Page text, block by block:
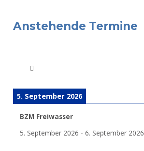
Anstehende Termine
5. September 2026
BZM Freiwasser
5. September 2026 - 6. September 2026